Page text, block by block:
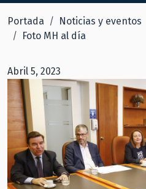
Portada Noticias y eventos
Foto MH al día
Abril 5, 2023